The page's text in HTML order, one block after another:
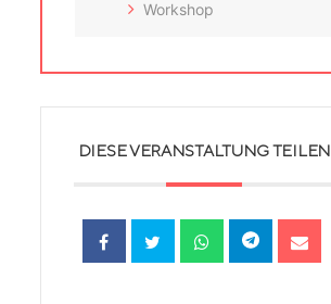
Workshop
DIESE VERANSTALTUNG TEILEN